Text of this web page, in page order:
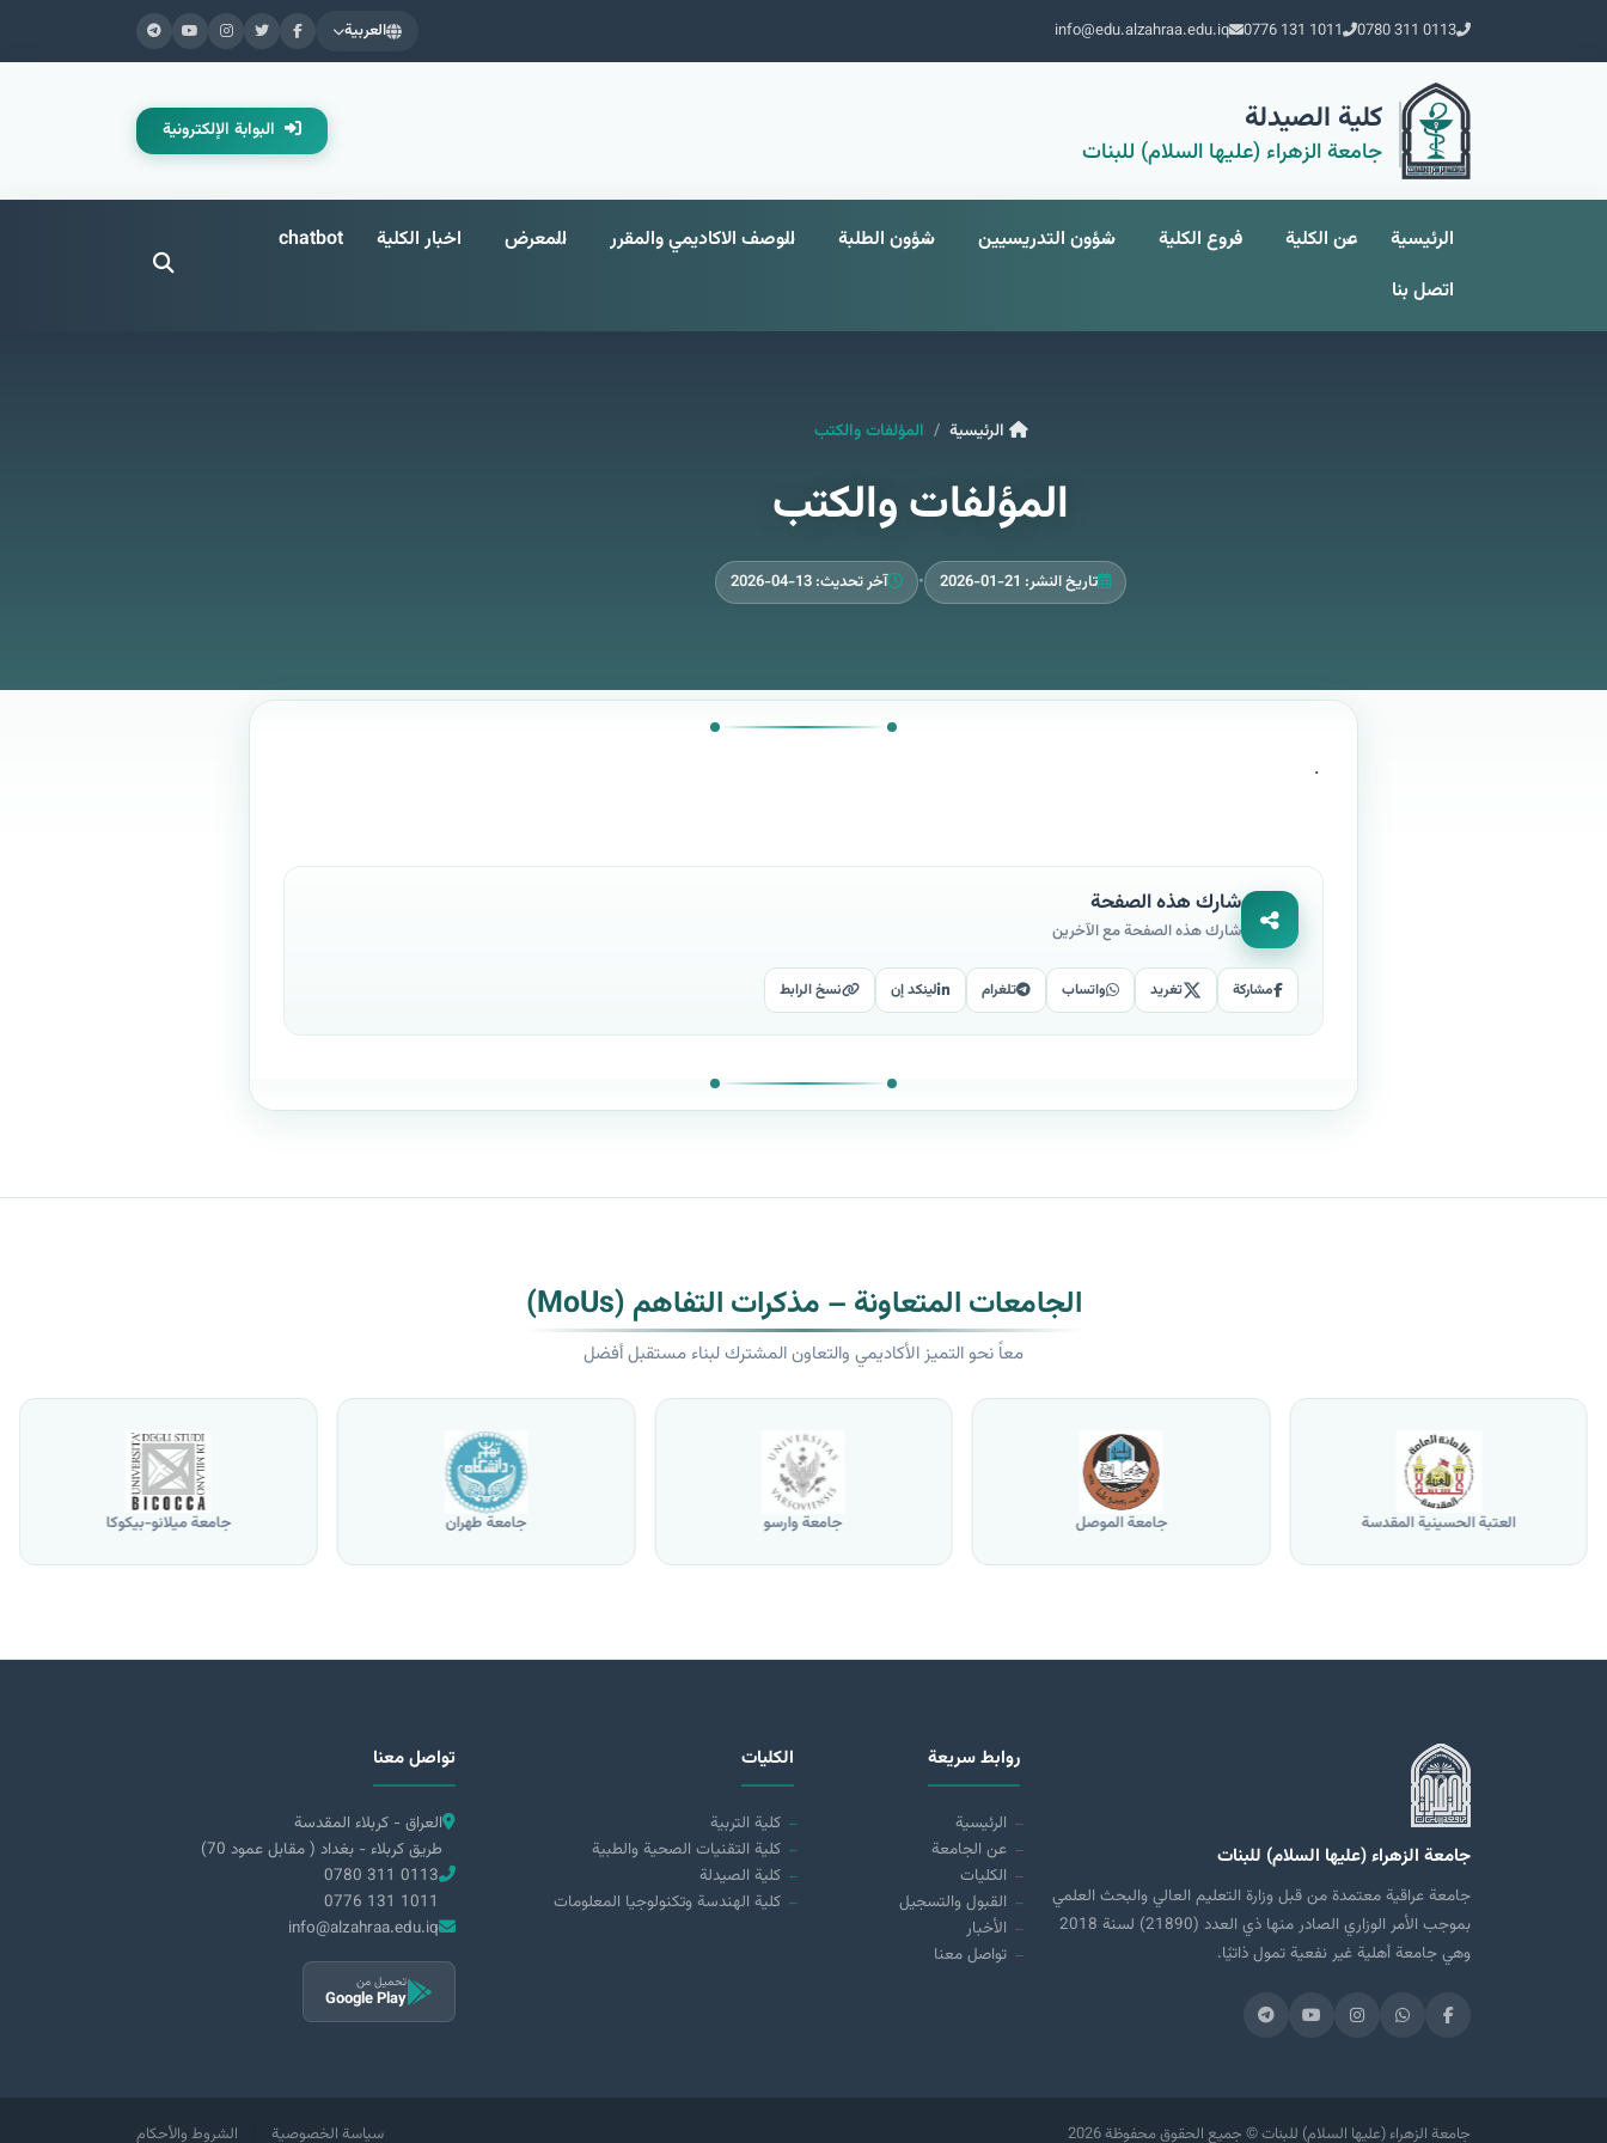
0780 311 0113
0776 131 1011
info@edu.alzahraa.edu.iq العربية
كلية الصيدلة
جامعة الزهراء (عليها السلام) للبنات
البوابة الإلكترونية
الرئيسية عن الكلية فروع الكلية شؤون التدريسيين شؤون الطلبة الوصف الاكاديمي والمقرر المعرض اخبار الكلية
chatbot
اتصل بنا
الرئيسية المؤلفات والكتب
المؤلفات والكتب
تاريخ النشر: 21-01-2026 • آخر تحديث: 13-04-2026
.
شارك هذه الصفحة
شارك هذه الصفحة مع الآخرين
مشاركة تغريد واتساب تلغرام لينكد إن نسخ الرابط
الجامعات المتعاونة – مذكرات التفاهم (MoUs)
معاً نحو التميز الأكاديمي والتعاون المشترك لبناء مستقبل أفضل
العتبة الحسينية المقدسة جامعة الموصل جامعة وارسو جامعة طهران جامعة ميلانو-بيكوكا
جامعة الزهراء (عليها السلام) للبنات
جامعة عراقية معتمدة من قبل وزارة التعليم العالي والبحث العلمي
بموجب الأمر الوزاري الصادر منها ذي العدد (21890) لسنة 2018
وهي جامعة أهلية غير نفعية تمول ذاتيًا.
روابط سريعة
الرئيسية
عن الجامعة
الكليات
القبول والتسجيل
الأخبار
تواصل معنا
الكليات
كلية التربية
كلية التقنيات الصحية والطبية
كلية الصيدلة
كلية الهندسة وتكنولوجيا المعلومات
تواصل معنا
العراق - كربلاء المقدسة
طريق كربلاء - بغداد ( مقابل عمود 70)
0780 311 0113
0776 131 1011
info@alzahraa.edu.iq
تحميل من
Google Play
2026 جامعة الزهراء (عليها السلام) للبنات © جميع الحقوق محفوظة سياسة الخصوصية الشروط والأحكام